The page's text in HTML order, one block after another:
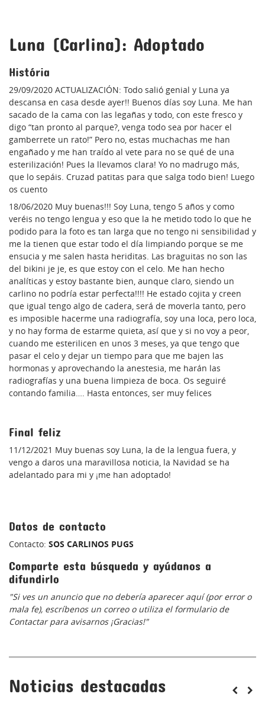
Luna (Carlina): Adoptado
História
29/09/2020 ACTUALIZACIÓN: Todo salió genial y Luna ya
descansa en casa desde ayer!! Buenos días soy Luna. Me han
sacado de la cama con las legañas y todo, con este fresco y
digo “tan pronto al parque?, venga todo sea por hacer el
gamberrete un rato!” Pero no, estas muchachas me han
engañado y me han traído al vete para no se qué de una
esterilización! Pues la llevamos clara! Yo no madrugo más,
que lo sepáis. Cruzad patitas para que salga todo bien! Luego
os cuento
18/06/2020 Muy buenas!!! Soy Luna, tengo 5 años y como
veréis no tengo lengua y eso que la he metido todo lo que he
podido para la foto es tan larga que no tengo ni sensibilidad y
me la tienen que estar todo el día limpiando porque se me
ensucia y me salen hasta heriditas. Las braguitas no son las
del bikini je je, es que estoy con el celo. Me han hecho
analíticas y estoy bastante bien, aunque claro, siendo un
carlino no podría estar perfecta!!!! He estado cojita y creen
que igual tengo algo de cadera, será de moverla tanto, pero
es imposible hacerme una radiografía, soy una loca, pero loca,
y no hay forma de estarme quieta, así que y si no voy a peor,
cuando me esterilicen en unos 3 meses, ya que tengo que
pasar el celo y dejar un tiempo para que me bajen las
hormonas y aprovechando la anestesia, me harán las
radiografías y una buena limpieza de boca. Os seguiré
contando familia…. Hasta entonces, ser muy felices
Final feliz
11/12/2021 Muy buenas soy Luna, la de la lengua fuera, y
vengo a daros una maravillosa noticia, la Navidad se ha
adelantado para mi y ¡me han adoptado!
Datos de contacto
Contacto: SOS CARLINOS PUGS
Comparte esta búsqueda y ayúdanos a
difundirlo
"Si ves un anuncio que no debería aparecer aquí (por error o
mala fe), escríbenos un correo o utiliza el formulario de
Contactar para avisarnos ¡Gracias!"
Noticias destacadas